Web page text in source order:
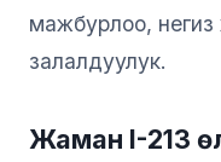
мажбурлоо,
залалдуулук.
Жаман I-213